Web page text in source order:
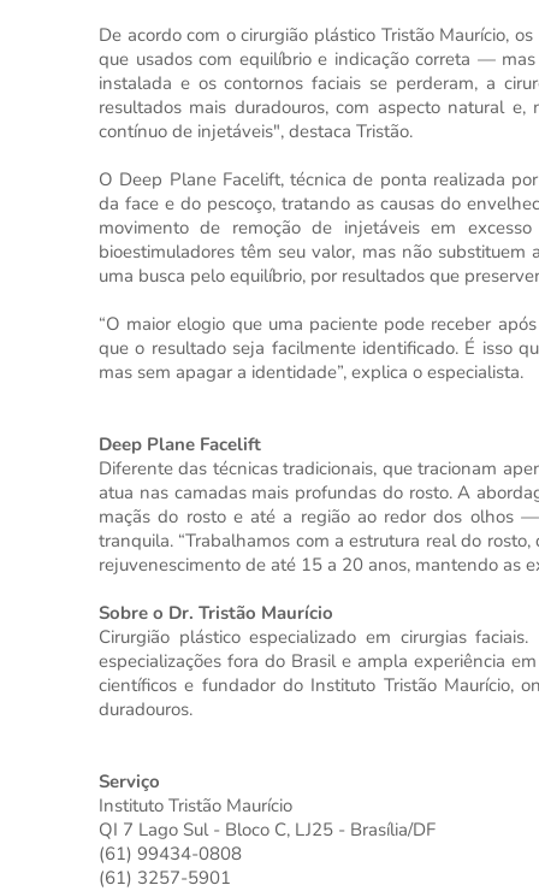
De acordo com o cirurgião plástico Tristão Maurício,
que usados com equilíbrio e indicação correta —
instalada e os contornos faciais se perderam, a
resultados mais duradouros, com aspecto natural
contínuo de injetáveis", destaca Tristão.
O Deep Plane Facelift, técnica de ponta realizada
da face e do pescoço, tratando as causas do
movimento de remoção de injetáveis em
bioestimuladores têm seu valor, mas não
uma busca pelo equilíbrio, por resultados que
“O maior elogio que uma paciente pode receber
que o resultado seja facilmente identificado. É isso
mas sem apagar a identidade”, explica o especialista.
Deep Plane Facelift
Diferente das técnicas tradicionais, que tracionam
atua nas camadas mais profundas do rosto. A
maçãs do rosto e até a região ao redor dos olhos
tranquila. “Trabalhamos com a estrutura real do
rejuvenescimento de até 15 a 20 anos, mantendo as
Sobre o Dr. Tristão Maurício
Cirurgião plástico especializado em cirurgias
especializações fora do Brasil e ampla experiência
científicos e fundador do Instituto Tristão Maurício,
duradouros.
Serviço
Instituto Tristão Maurício
QI 7 Lago Sul - Bloco C, LJ25 - Brasília/DF
(61) 99434-0808
(61) 3257-5901